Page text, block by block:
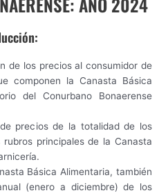
de los precios al consumidor de
componen la Canasta Básica
del Conurbano Bonaerense
precios de la totalidad de los
principales de la Canasta
Básica Alimentaria, también
(enero a diciembre) de los